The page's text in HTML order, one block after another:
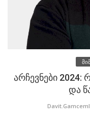
არჩევნები
და